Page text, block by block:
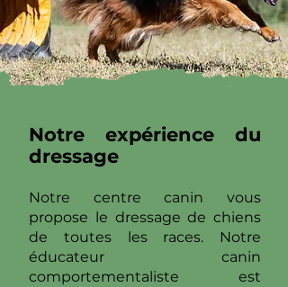
Notre expérience du
dressage
Notre centre canin vous
propose le dressage de chiens
de toutes les races. Notre
éducateur canin
comportementaliste est